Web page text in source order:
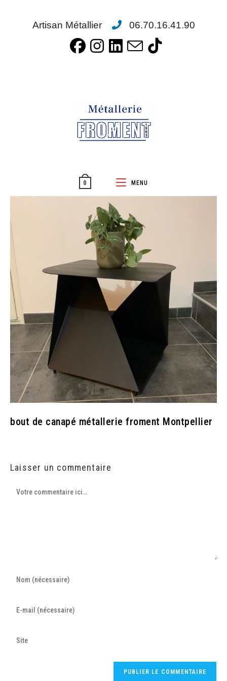
Artisan Métallier 06.70.16.41.90
0 MENU
bout de canapé métallerie froment Montpellier
Laisser un commentaire